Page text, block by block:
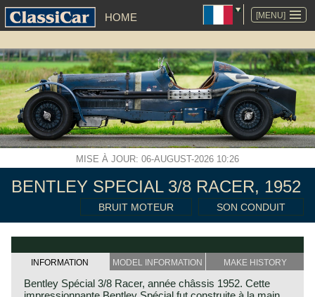
[MENU]
HOME
ALLER
AU
CONTENU
MISE À JOUR: 06-AUGUST-2026 10:26
BENTLEY SPECIAL 3/8 RACER, 1952
BRUIT MOTEUR SON CONDUIT
INFORMATION MODEL INFORMATION MAKE HISTORY
Bentley Spécial 3/8 Racer, année châssis 1952. Cette